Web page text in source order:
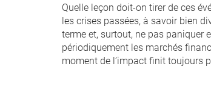
Quelle leçon doit-on tirer de ces
les crises passées, à savoir bien
terme et, surtout, ne pas paniquer
périodiquement les marchés
moment de l’impact finit toujours